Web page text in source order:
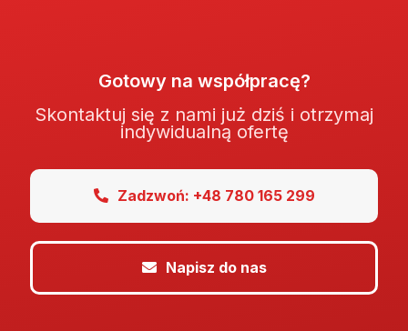
Gotowy na współpracę?
Skontaktuj się z nami już dziś i otrzymaj
indywidualną ofertę
Zadzwoń: +48 780 165 299
Napisz do nas